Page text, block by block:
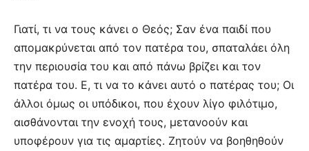
Γιατί, τι να τους κάνει ο Θεός; Σαν ένα παιδί που
απομακρύνεται από τον πατέρα του, σπαταλάει όλη
την περιουσία του και από πάνω βρίζει και τον
πατέρα του. Ε, τι να το κάνει αυτό ο πατέρας του; Οι
άλλοι όμως οι υπόδικοι, που έχουν λίγο φιλότιμο,
αισθάνονται την ενοχή τους, μετανοούν και
υποφέρουν για τις αμαρτίες. Ζητούν να βοηθηθούν